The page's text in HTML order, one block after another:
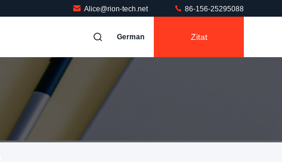
Alice@rion-tech.net 86-156-25295088
German Zitat